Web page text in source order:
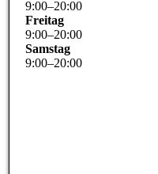
9:00–20:00
Freitag
9:00–20:00
Samstag
9:00–20:00